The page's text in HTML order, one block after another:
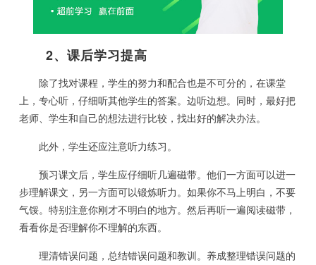
2、课后学习提高
除了找对课程，学生的努力和配合也是不可分的，在课堂
上，专心听，仔细听其他学生的答案。边听边想。同时，最好把
老师、学生和自己的想法进行比较，找出好的解决办法。
此外，学生还应注意听力练习。
预习课文后，学生应仔细听几遍磁带。他们一方面可以进一
步理解课文，另一方面可以锻炼听力。如果你不马上明白，不要
气馁。特别注意你刚才不明白的地方。然后再听一遍阅读磁带，
看看你是否理解你不理解的东西。
理清错误问题，总结错误问题和教训。养成整理错误问题的